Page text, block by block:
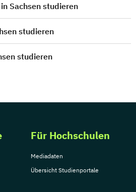
Sachsen studieren
studieren
studieren
Für Hochschulen
Mediadaten
Übersicht Studienportale